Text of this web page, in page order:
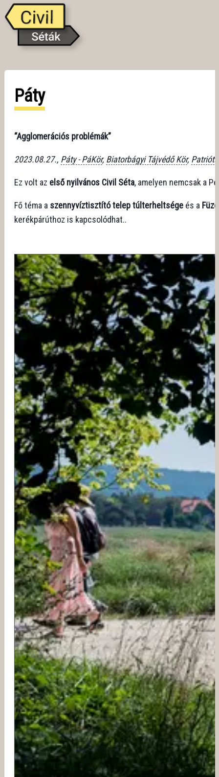
Páty
“Agglomerációs problémák”
2023.08.27., Páty - PáKör, Biatorbágyi Tájvédő Kör,
Ez volt az első nyilvános Civil Séta, amelyen nemcsak a
Fő téma a szennyvíztisztító telep túlterheltsége és a
kerékpárúthoz is kapcsolódhat..